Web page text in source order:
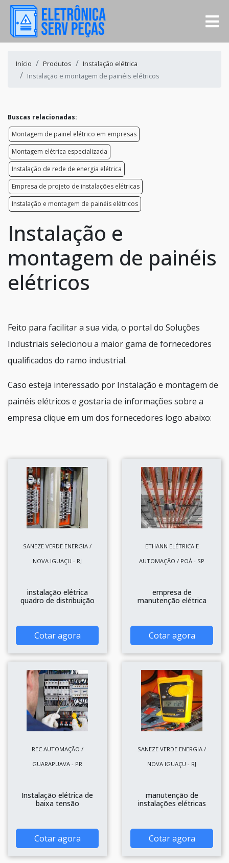
Início Produtos
Instalação elétrica
Instalação e montagem de painéis elétricos
Buscas relacionadas:
Montagem de painel elétrico em empresas
Montagem elétrica especializada
Instalação de rede de energia elétrica
Empresa de projeto de instalações elétricas
Instalação e montagem de painéis elétricos
Instalação e
montagem de painéis
elétricos
Feito para facilitar a sua vida, o portal do Soluções
Industriais selecionou a maior gama de fornecedores
qualificados do ramo industrial.
Caso esteja interessado por Instalação e montagem de
painéis elétricos e gostaria de informações sobre a
empresa clique em um dos fornecedores logo abaixo:
SANEZE VERDE ENERGIA /
NOVA IGUAÇU - RJ
instalação elétrica
quadro de distribuição
Cotar agora
ETHANN ELÉTRICA E
AUTOMAÇÃO / POÁ - SP
empresa de
manutenção elétrica
Cotar agora
REC AUTOMAÇÃO /
GUARAPUAVA - PR
Instalação elétrica de
baixa tensão
Cotar agora
SANEZE VERDE ENERGIA /
NOVA IGUAÇU - RJ
manutenção de
instalações elétricas
Cotar agora